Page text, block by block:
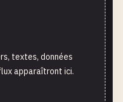
textes, données
apparaîtront ici.